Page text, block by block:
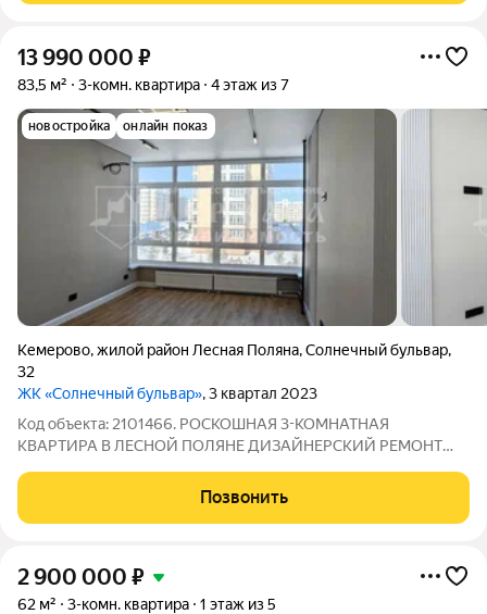
13 990 000 ₽
83,5 м² 3-комн. квартира 4 этаж из 7
новостройка онлайн показ
Кемерово,жилой район Лесная Поляна,Солнечный бульвар,
32
ЖК «Солнечный бульвар», 3 квартал 2023
Код объекта: 2101466. РОСКОШНАЯ 3-КОМНАТНАЯ
КВАРТИРА В ЛЕСНОЙ ПОЛЯНЕ ДИЗАЙНЕРСКИЙ РЕМОНТ
престижном районе Лесная Поляна - идеальное место для
Позвонить
2 900 000 ₽
62 м² 3-комн. квартира 1 этаж из 5